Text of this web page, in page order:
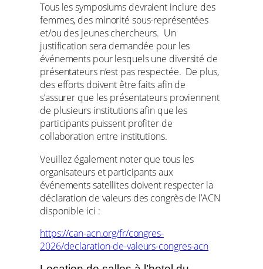
Tous les symposiums devraient inclure des
femmes, des minorité sous-représentées
et/ou des jeunes chercheurs. Un
justification sera demandée pour les
événements pour lesquels une diversité de
présentateurs n’est pas respectée. De plus,
des efforts doivent être faits afin de
s’assurer que les présentateurs proviennent
de plusieurs institutions afin que les
participants puissent profiter de
collaboration entre institutions.
Veuillez également noter que tous les
organisateurs et participants aux
événements satellites doivent respecter la
déclaration de valeurs des congrès de l’ACN
disponible ici :
https://can-acn.org/fr/congres-
2026/declaration-de-valeurs-congres-acn